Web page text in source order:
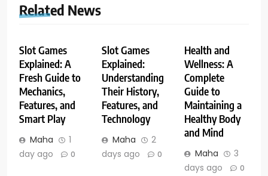
Related News
Slot Games
Explained: A
Fresh Guide to
Mechanics,
Features, and
Smart Play
Maha
1
day ago
0
Slot Games
Explained:
Understanding
Their History,
Features, and
Technology
Maha
2
days ago
0
Health and
Wellness: A
Complete
Guide to
Maintaining a
Healthy Body
and Mind
Maha
3
days ago
0